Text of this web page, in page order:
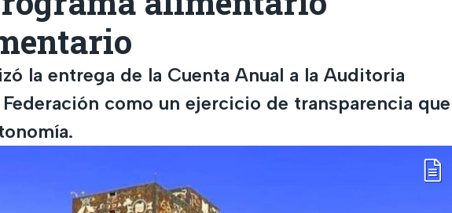
la entrega de la Cuenta Anual a la Auditoria
como un ejercicio de transparencia que